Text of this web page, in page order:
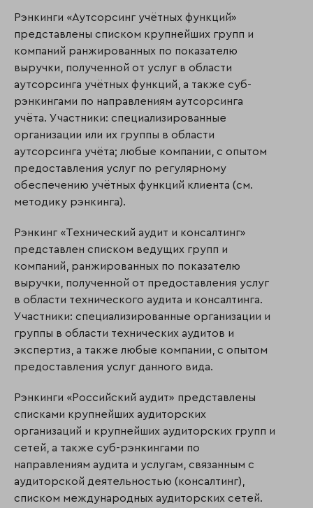
Рэнкинги «Аутсорсинг учётных функций»
представлены списком крупнейших групп и
компаний ранжированных по показателю
выручки, полученной от услуг в области
аутсорсинга учётных функций, а также суб-
рэнкингами по направлениям аутсорсинга
учёта. Участники: специализированные
организации или их группы в области
аутсорсинга учёта; любые компании, с опытом
предоставления услуг по регулярному
обеспечению учётных функций клиента (см.
методику рэнкинга).
Рэнкинг «Технический аудит и консалтинг»
представлен списком ведущих групп и
компаний, ранжированных по показателю
выручки, полученной от предоставления услуг
в области технического аудита и консалтинга.
Участники: специализированные организации и
группы в области технических аудитов и
экспертиз, а также любые компании, с опытом
предоставления услуг данного вида.
Рэнкинги «Российский аудит» представлены
списками крупнейших аудиторских
организаций и крупнейших аудиторских групп и
сетей, а также суб-рэнкингами по
направлениям аудита и услугам, связанным с
аудиторской деятельностью (консалтинг),
списком международных аудиторских сетей.